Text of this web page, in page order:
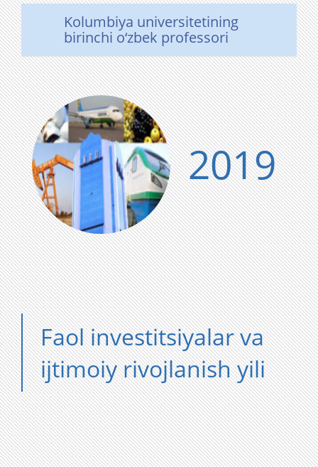
Kolumbiya universitetining
birinchi o‘zbek professori
2019
Faol investitsiyalar va
ijtimoiy rivojlanish yili